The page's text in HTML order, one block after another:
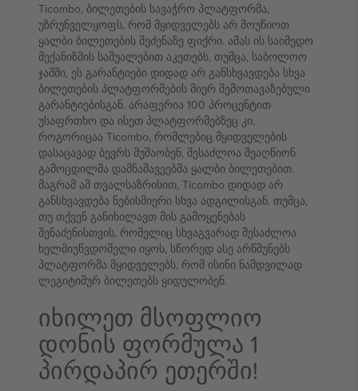
Ticombo, ბილეთების სავაჭრო პლატფორმა,
უზრუნველყოფს, რომ მყიდველებს არ მოუწიოთ
ყალბი ბილეთების შეძენაზე ფიქრი. ამას ის საიმედო
მექანიზმის საშუალებით აკეთებს, თუმცა, საბოლოო
ჯამში, ეს გარანტიები დიდად არ განსხვავდება სხვა
ბილეთების პლატფორმების მიერ შემოთავაზებული
გარანტიებისგან. არაფერია 100 პროცენტით
უსაფრთხო და ისეთ პლატფორმებზეც კი,
როგორიცაა Ticombo, რომლებიც მყიდველების
დასაცავად ბევრს მუშაობენ, შესაძლოა შეაღწიონ
გამოცდილმა დამნაშავეებმა ყალბი ბილეთებით.
მაგრამ ამ თვალსაზრისით, Ticombo დიდად არ
განსხვავდება ნებისმიერი სხვა ადგილისგან. თუმცა,
თუ თქვენ განიხილავთ მის გამოყენებას
შენაძენისთვის, რომელიც სხვაგვარად შესაძლოა
ხელმიუწვდომელი იყოს, სწორედ ასე არწმუნებს
პლატფორმა მყიდველებს, რომ ისინი ნამდვილად
ლეგიტიმურ ბილეთებს ყიდულობენ.
იხილეთ მსოფლიო
დონის ფორმულა 1
პირდაპირ ეთერში!